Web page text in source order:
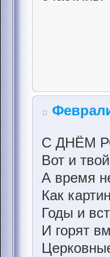
С ДНЁМ
Вот и
А время
Как
Годы и
И горят